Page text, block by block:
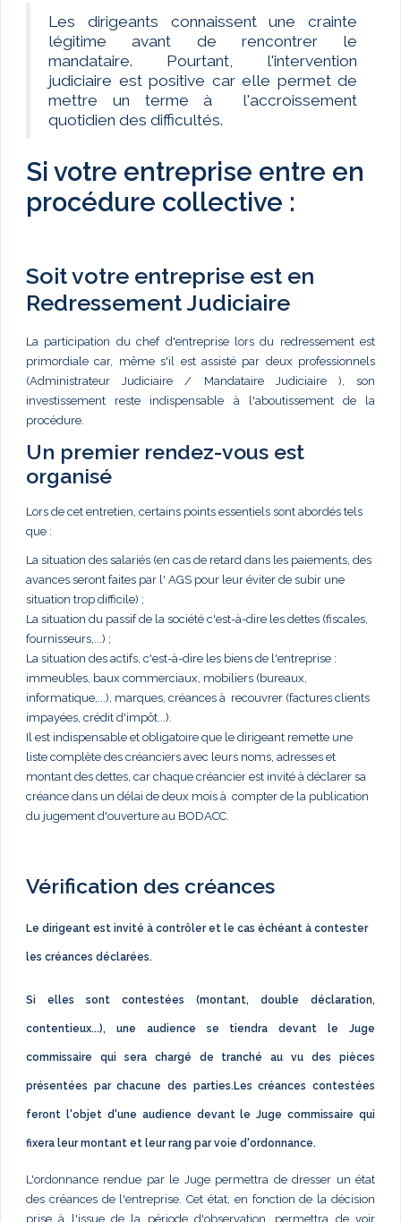
Les dirigeants connaissent une crainte
légitime avant de rencontrer le
mandataire. Pourtant, l'intervention
judiciaire est positive car elle permet de
mettre un terme à l'accroissement
quotidien des difficultés.
Si votre entreprise entre en
procédure collective :
Soit votre entreprise est en
Redressement Judiciaire
La participation du chef d'entreprise lors du redressement est
primordiale car, même s'il est assisté par deux professionnels
(Administrateur Judiciaire / Mandataire Judiciaire ), son
investissement reste indispensable à l'aboutissement de la
procédure.
Un premier rendez-vous est
organisé
Lors de cet entretien, certains points essentiels sont abordés tels
que :
La situation des salariés (en cas de retard dans les paiements, des
avances seront faites par l' AGS pour leur éviter de subir une
situation trop difficile) ;
La situation du passif de la société c'est-à-dire les dettes (fiscales,
fournisseurs,...) ;
La situation des actifs, c'est-à-dire les biens de l'entreprise :
immeubles, baux commerciaux, mobiliers (bureaux,
informatique,...), marques, créances à recouvrer (factures clients
impayées, crédit d'impôt...).
Il est indispensable et obligatoire que le dirigeant remette une
liste complète des créanciers avec leurs noms, adresses et
montant des dettes, car chaque créancier est invité à déclarer sa
créance dans un délai de deux mois à compter de la publication
du jugement d'ouverture au BODACC.
Vérification des créances
Le dirigeant est invité à contrôler et le cas échéant à contester
les créances déclarées.
Si elles sont contestées (montant, double déclaration,
contentieux...), une audience se tiendra devant le Juge
commissaire qui sera chargé de tranché au vu des pièces
présentées par chacune des parties.Les créances contestées
feront l'objet d'une audience devant le Juge commissaire qui
fixera leur montant et leur rang par voie d'ordonnance.
L'ordonnance rendue par le Juge permettra de dresser un état
des créances de l'entreprise. Cet état, en fonction de la décision
prise à l'issue de la période d'observation, permettra de voir